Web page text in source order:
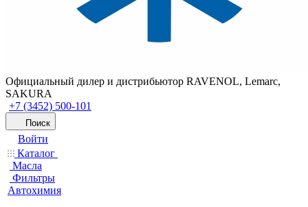
Официальный дилер и дистрибьютор RAVENOL, Lemarc,
SAKURA
+7 (3452) 500-101
Поиск
Войти
Каталог
Масла
Фильтры
Автохимия